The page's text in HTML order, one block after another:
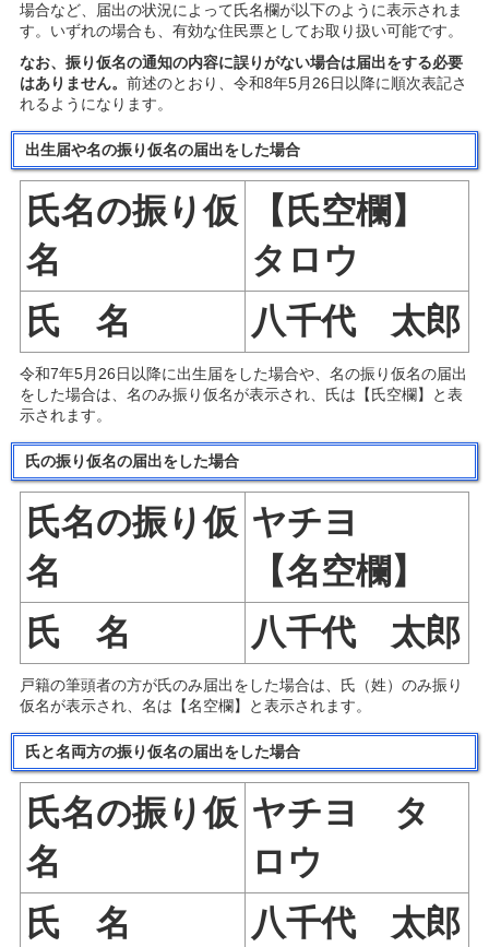
場合など、届出の状況によって氏名欄が以下のように表示されま
す。 いずれの場合も、有効な住民票としてお取り扱い可能です。
なお、振り仮名の通知の内容に誤りがない場合は届出をする必要
はありません。 前述のとおり、令和8年5月26日以降に順次表記さ
れるようになります。
出生届や名の振り仮名の届出をした場合
氏名の振り仮
名
【氏空欄】
タロウ
氏 名
八千代 太郎
令和7年5月26日以降に出生届をした場合や、名の振り仮名の届出
をした場合は、 名のみ振り仮名が表示され、氏は【氏空欄】と表
示されます。
氏の振り仮名の届出をした場合
氏名の振り仮
名
ヤチヨ
【名空欄】
氏 名
八千代 太郎
戸籍の筆頭者の方が氏のみ届出をした場合は、 氏（姓）のみ振り
仮名が表示され、名は【名空欄】と表示されます。
氏と名両方の振り仮名の届出をした場合
氏名の振り仮
名
ヤチヨ タ
ロウ
氏 名
八千代 太郎